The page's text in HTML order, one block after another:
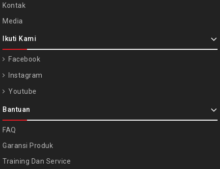
Kontak
Media
Ikuti Kami
Facebook
Instagram
Youtube
Bantuan
FAQ
Garansi Produk
Training Dan Service